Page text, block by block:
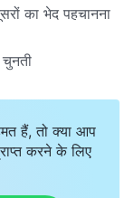
का भेद पहचानना
हैं, तो क्या आप
करने के लिए